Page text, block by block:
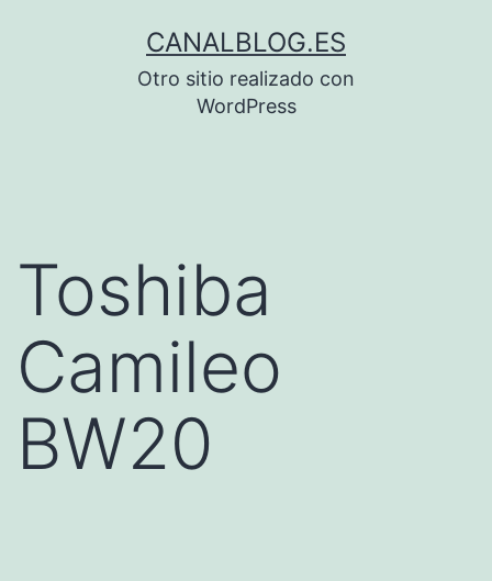
CANALBLOG.ES
Otro sitio realizado con
WordPress
Toshiba
Camileo
BW20